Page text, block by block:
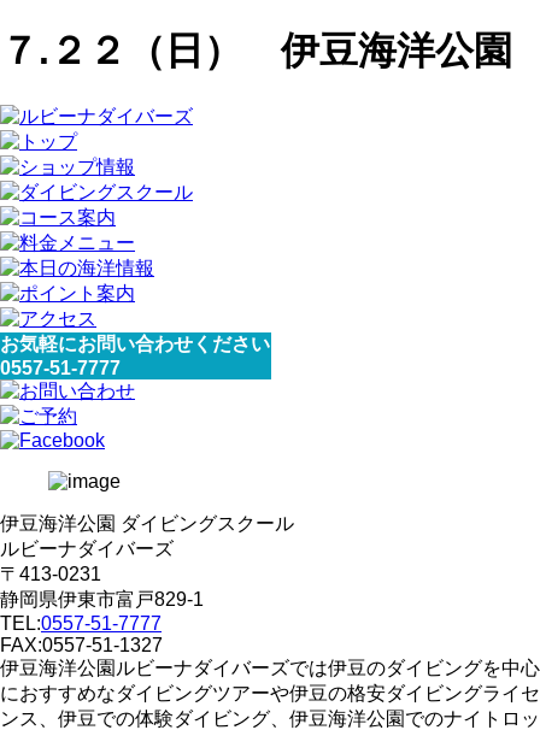
７.２２（日） 伊豆海洋公園
お気軽にお問い合わせください
0557-51-7777
伊豆海洋公園 ダイビングスクール
ルビーナダイバーズ
〒413-0231
静岡県伊東市富戸829-1
TEL:0557-51-7777
FAX:0557-51-1327
伊豆海洋公園ルビーナダイバーズでは伊豆のダイビングを中心
におすすめなダイビングツアーや伊豆の格安ダイビングライセ
ンス、伊豆での体験ダイビング、伊豆海洋公園でのナイトロッ